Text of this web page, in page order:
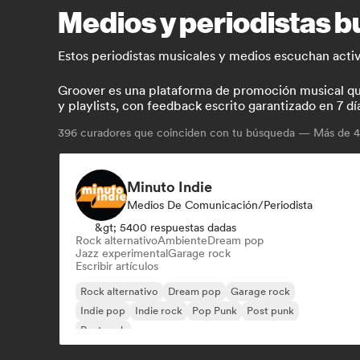
Medios y periodistas
Estos periodistas musicales y medios escuchan
Groover es una plataforma de promoción musical
y playlists, con feedback escrito garantizado en 7
396 curadores que coinciden con tu búsqueda — Más de
Minuto Indie
Medios De Comunicación/Periodista
&gt; 5400 respuestas dadas
Rock alternativoAmbienteDream pop
Jazz experimentalGarage rock
Escribir artículos
Rock alternativo Dream pop
Garage rock
Indie pop
Indie rock Pop Punk
Post punk
Post rock